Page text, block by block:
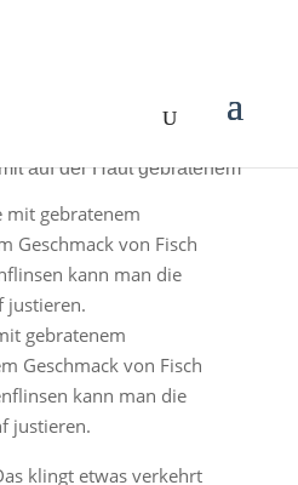
auf der Haut gebratenem
gebratenem
Geschmack von Fisch
kann man die
justieren.
klingt etwas verkehrt